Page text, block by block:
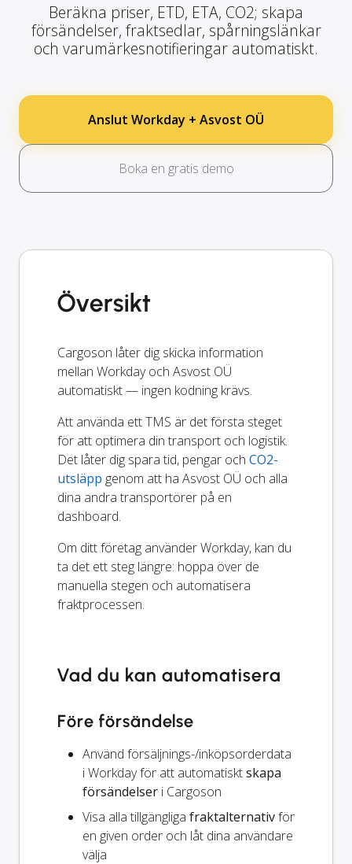
Beräkna priser, ETD, ETA, CO2; skapa
försändelser, fraktsedlar, spårningslänkar
och varumärkesnotifieringar automatiskt.
Anslut Workday + Asvost OÜ
Boka en gratis demo
Översikt
Cargoson låter dig skicka information
mellan Workday och Asvost OÜ
automatiskt — ingen kodning krävs.
Att använda ett TMS är det första steget
för att optimera din transport och logistik.
Det låter dig spara tid, pengar och CO2-
utsläpp genom att ha Asvost OÜ och alla
dina andra transportörer på en
dashboard.
Om ditt företag använder Workday, kan du
ta det ett steg längre: hoppa över de
manuella stegen och automatisera
fraktprocessen.
Vad du kan automatisera
Före försändelse
Använd försäljnings-/inköpsorderdata
i Workday för att automatisktskapa
försändelser i Cargoson
Visa alla tillgängliga fraktalternativför
en given order och låt dina användare
välja